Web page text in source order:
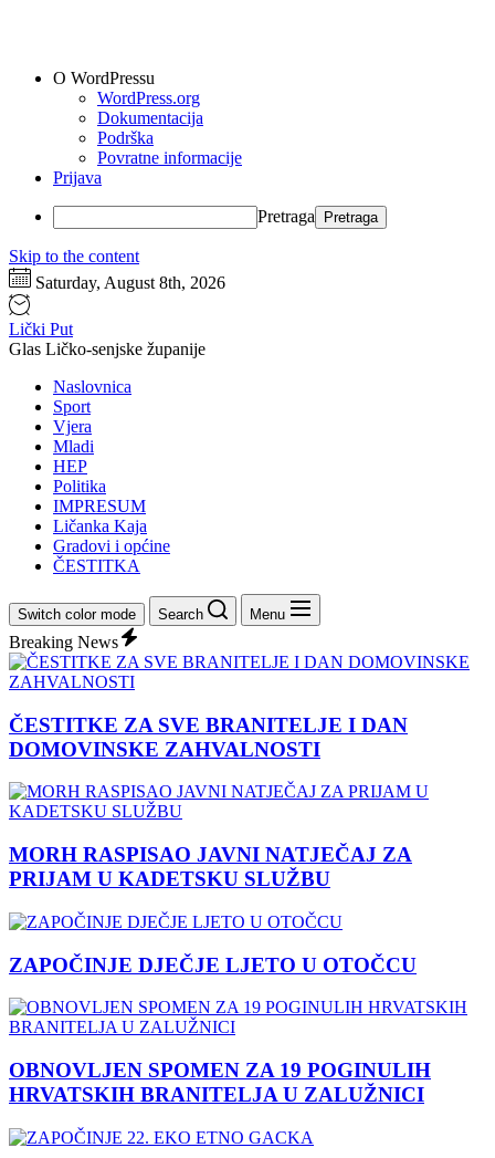
O WordPressu
WordPress.org
Dokumentacija
Podrška
Povratne informacije
Prijava
Pretraga
Skip to the content
Saturday, August 8th, 2026
Lički Put
Glas Ličko-senjske županije
Naslovnica
Sport
Vjera
Mladi
HEP
Politika
IMPRESUM
Ličanka Kaja
Gradovi i općine
ČESTITKA
Switch color mode Search Menu
Breaking News
ČESTITKE ZA SVE BRANITELJE I DAN
DOMOVINSKE ZAHVALNOSTI
MORH RASPISAO JAVNI NATJEČAJ ZA
PRIJAM U KADETSKU SLUŽBU
ZAPOČINJE DJEČJE LJETO U OTOČCU
OBNOVLJEN SPOMEN ZA 19 POGINULIH
HRVATSKIH BRANITELJA U ZALUŽNICI